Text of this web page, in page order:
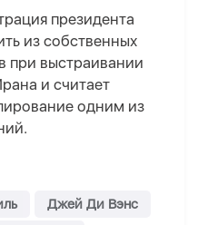
президента
из собственных
при выстраивании
и считает
одним из
Джей Ди Вэнс